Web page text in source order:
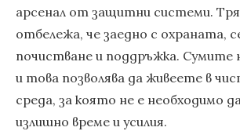
арсенал от защитни системи.
отбележа, че заедно с охраната,
почистване и поддръжка. Сумите
и това позволява да живеете в
среда, за която не е необходимо
излишно време и усилия.